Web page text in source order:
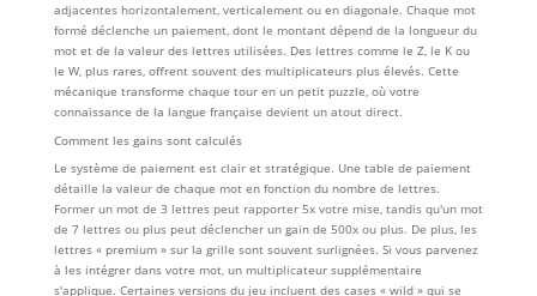
adjacentes horizontalement, verticalement ou en diagonale. Chaque mot
formé déclenche un paiement, dont le montant dépend de la longueur du
mot et de la valeur des lettres utilisées. Des lettres comme le Z, le K ou
le W, plus rares, offrent souvent des multiplicateurs plus élevés. Cette
mécanique transforme chaque tour en un petit puzzle, où votre
connaissance de la langue française devient un atout direct.
Comment les gains sont calculés
Le système de paiement est clair et stratégique. Une table de paiement
détaille la valeur de chaque mot en fonction du nombre de lettres.
Former un mot de 3 lettres peut rapporter 5x votre mise, tandis qu'un mot
de 7 lettres ou plus peut déclencher un gain de 500x ou plus. De plus, les
lettres « premium » sur la grille sont souvent surlignées. Si vous parvenez
à les intégrer dans votre mot, un multiplicateur supplémentaire
s'applique. Certaines versions du jeu incluent des cases « wild » qui se